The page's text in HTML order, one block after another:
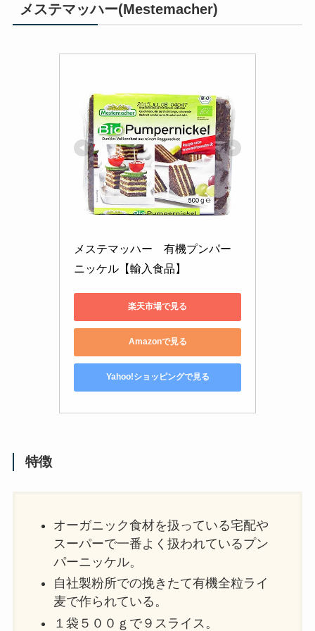
メステマッハー(Mestemacher)
メステマッハー　有機プンパー
ニッケル【輸入食品】
楽天市場で見る
Amazonで見る
Yahoo!ショッピングで見る
特徴
オーガニック食材を扱っている宅配や
スーパーで一番よく扱われているプン
パーニッケル。
自社製粉所での挽きたて有機全粒ライ
麦で作られている。
１袋５００ｇで９スライス。